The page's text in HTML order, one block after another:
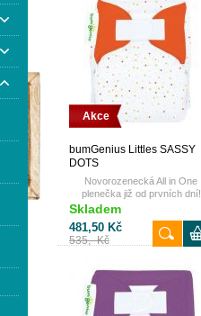
Akce
bumGenius Littles SASSY
DOTS
Novorozenecká All in One
plenečka již od prvních dní!
Skladem
481,50 Kč
535,- Kč